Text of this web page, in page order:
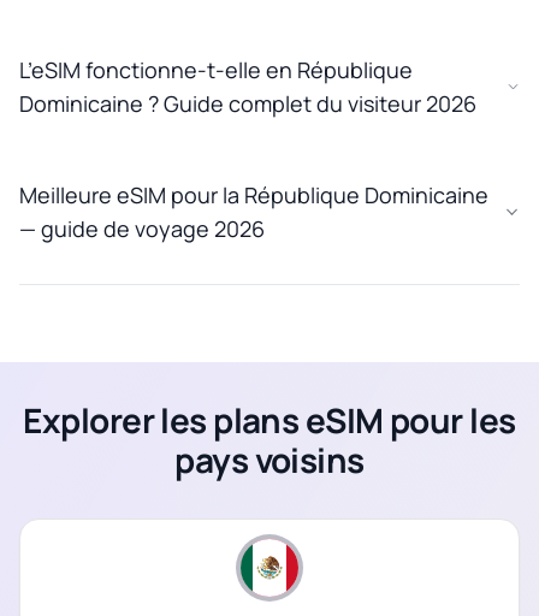
L’eSIM fonctionne-t-elle en République
Dominicaine ? Guide complet du visiteur 2026
Meilleure eSIM pour la République Dominicaine
— guide de voyage 2026
Explorer les plans eSIM pour les
pays voisins